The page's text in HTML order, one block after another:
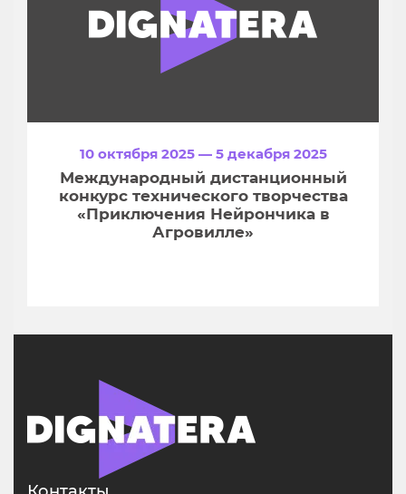
10 октября 2025 — 5 декабря 2025
Международный дистанционный
конкурс технического творчества
«Приключения Нейрончика в
Агровилле»